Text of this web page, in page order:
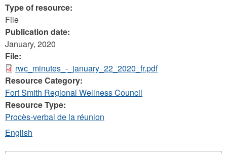
Type of resource:
File
Publication date:
January, 2020
File:
rwc_minutes_-_january_22_2020_fr.pdf
Resource Category:
Fort Smith Regional Wellness Council
Resource Type:
Procès-verbal de la réunion
English